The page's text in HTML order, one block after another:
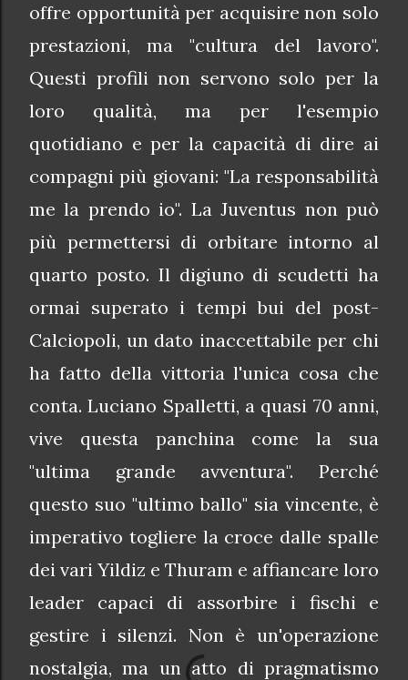
offre opportunità per acquisire non solo
prestazioni, ma "cultura del lavoro".
Questi profili non servono solo per la
loro qualità, ma per l'esempio
quotidiano e per la capacità di dire ai
compagni più giovani: "La responsabilità
me la prendo io". La Juventus non può
più permettersi di orbitare intorno al
quarto posto. Il digiuno di scudetti ha
ormai superato i tempi bui del post-
Calciopoli, un dato inaccettabile per chi
ha fatto della vittoria l'unica cosa che
conta. Luciano Spalletti, a quasi 70 anni,
vive questa panchina come la sua
"ultima grande avventura". Perché
questo suo "ultimo ballo" sia vincente, è
imperativo togliere la croce dalle spalle
dei vari Yildiz e Thuram e affiancare loro
leader capaci di assorbire i fischi e
gestire i silenzi. Non è un'operazione
nostalgia, ma un atto di pragmatismo